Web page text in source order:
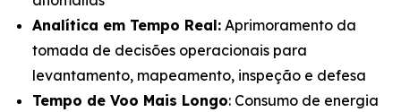
Analítica em Tempo Real: Aprimoramento da
tomada de decisões operacionais para
levantamento, mapeamento, inspeção e defesa
Tempo de Voo Mais Longo: Consumo de energia